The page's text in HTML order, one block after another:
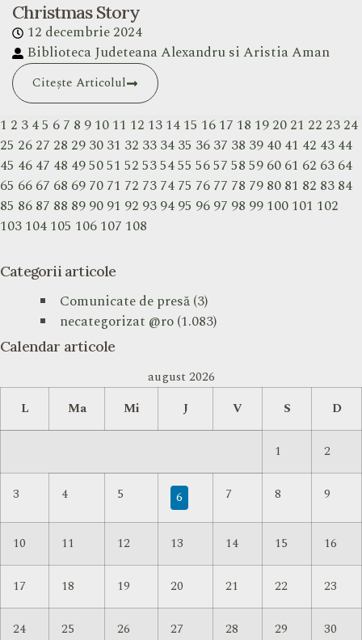
Christmas Story
12 decembrie 2024
Biblioteca Judeteana Alexandru si Aristia Aman
Citește Articolul
1 2 345 67 8 91011 12 131415 1617 18 192021 22 2324
25 2627 28 293031 32 333435 3637 38 394041 42 4344
45 4647 48 495051 52535455 565758596061 62 6364
65 6667 68 697071 72 737475 7677 78 798081 82 8384
85 8687 88 899091 92 939495 9697 98 99100101 102
103104105 106107 108
Categorii articole
Comunicate de presă(3)
necategorizat @ro(1.083)
Calendar articole
august 2026
L
Ma Mi J V S D
1 2
3 4 5 6 7 8 9
10 11 12 13 14 15 16
17 18 19 20 21 22 23
24 25 26 27 28 29 30